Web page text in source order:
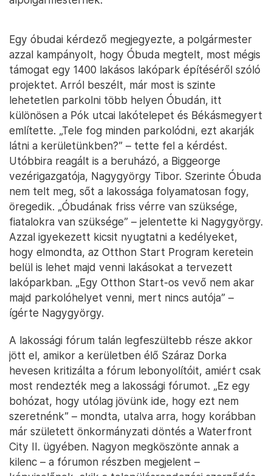
Egy óbudai kérdező megjegyezte, a polgármester
azzal kampányolt, hogy Óbuda megtelt, most mégis
támogat egy 1400 lakásos lakópark építéséről szóló
projektet. Arról beszélt, már most is szinte
lehetetlen parkolni több helyen Óbudán, itt
különösen a Pók utcai lakótelepet és Békásmegyert
említette. „Tele fog minden parkolódni, ezt akarják
látni a kerületünkben?” – tette fel a kérdést.
Utóbbira reagált is a beruházó, a Biggeorge
vezérigazgatója, Nagygyörgy Tibor. Szerinte Óbuda
nem telt meg, sőt a lakossága folyamatosan fogy,
öregedik. „Óbudának friss vérre van szüksége,
fiatalokra van szüksége” – jelentette ki Nagygyörgy.
Azzal igyekezett kicsit nyugtatni a kedélyeket,
hogy elmondta, az Otthon Start Program keretein
belül is lehet majd venni lakásokat a tervezett
lakóparkban. „Egy Otthon Start-os vevő nem akar
majd parkolóhelyet venni, mert nincs autója” –
ígérte Nagygyörgy.
A lakossági fórum talán legfeszültebb része akkor
jött el, amikor a kerületben élő Száraz Dorka
hevesen kritizálta a fórum lebonyolítóit, amiért csak
most rendezték meg a lakossági fórumot. „Ez egy
bohózat, hogy utólag jövünk ide, hogy ezt nem
szeretnénk” – mondta, utalva arra, hogy korábban
már született önkormányzati döntés a Waterfront
City II. ügyében. Nagyon megköszönte annak a
kilenc – a fórumon részben megjelent –